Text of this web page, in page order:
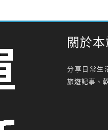
關於本
分享日常生
旅遊記事、